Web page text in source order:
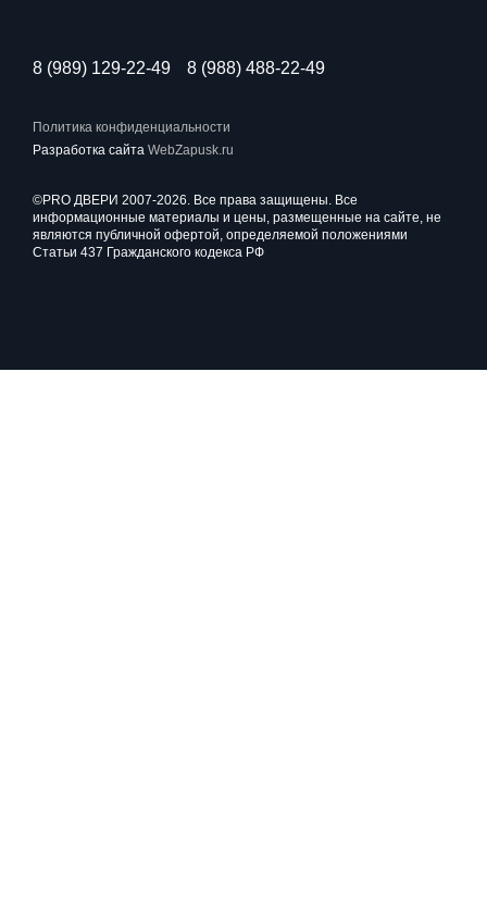
Политика конфиденциальности
Разработка сайта WebZapusk.ru
8 (989) 129-22-49 8 (988) 488-22-49
©PRO ДВЕРИ 2007-2026. Все права защищены. Все
информационные материалы и цены, размещенные на сайте, не
являются публичной офертой, определяемой положениями
Статьи 437 Гражданского кодекса РФ